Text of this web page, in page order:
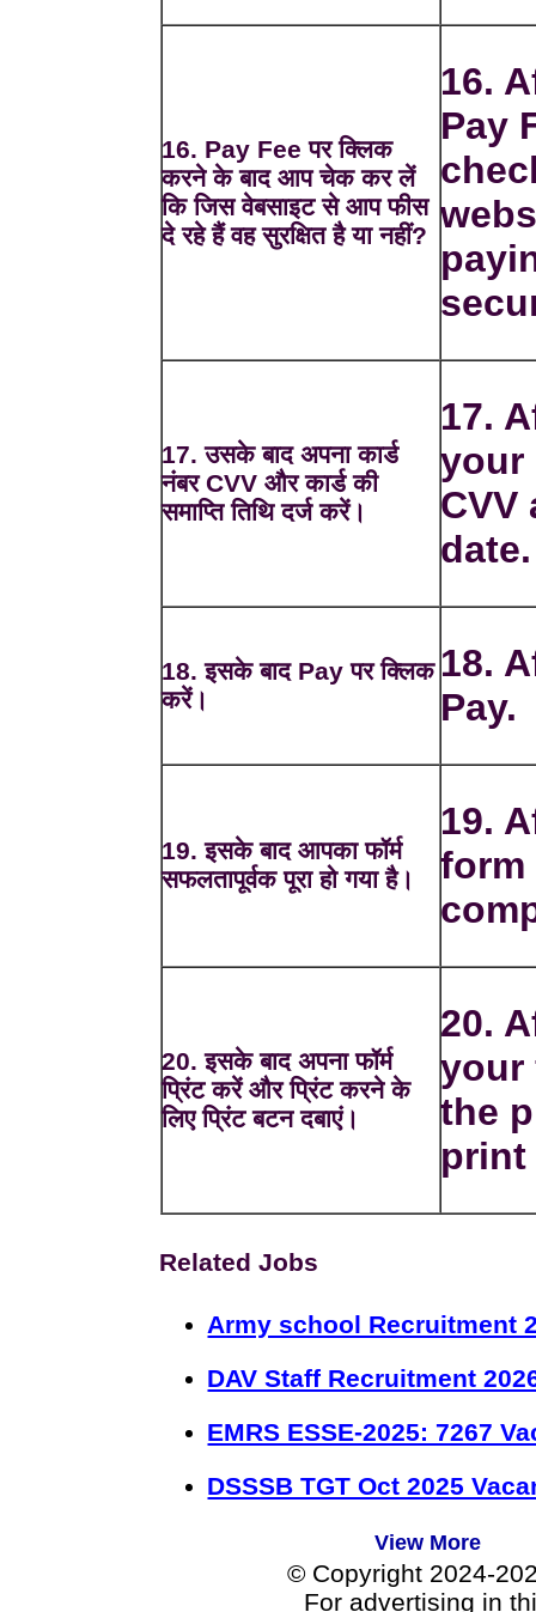
16. Pay Fee पर क्लिक
करने के बाद आप चेक कर लें
कि जिस वेबसाइट से आप फीस
दे रहे हैं वह सुरक्षित है या नहीं?
16.
Pay
17. उसके बाद अपना कार्ड
नंबर CVV और कार्ड की
समाप्ति तिथि दर्ज करें।
17.
your
CVV
date.
18. इसके बाद Pay पर क्लिक
करें।
18.
Pay.
19. इसके बाद आपका फॉर्म
सफलतापूर्वक पूरा हो गया है।
19.
20. इसके बाद अपना फॉर्म
प्रिंट करें और प्रिंट करने के
लिए प्रिंट बटन दबाएं।
20.
your
the
print
Related Jobs
Army school Recruitment
DAV Staff Recruitment
EMRS ESSE-2025: 7267
DSSSB TGT Oct 2025
View More
© Copyright 2024-
For advertising in